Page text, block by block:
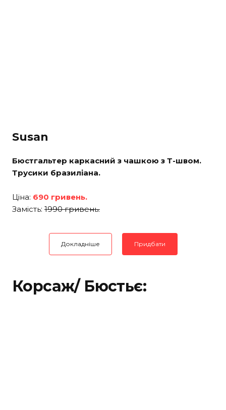
Susan
Бюстгальтер каркасний з чашкою з Т-швом.
Трусики бразиліана.
Ціна: 690 гривень.
Замість: 1990 гривень.
Докладніше Придбати
Корсаж/ Бюстьє: